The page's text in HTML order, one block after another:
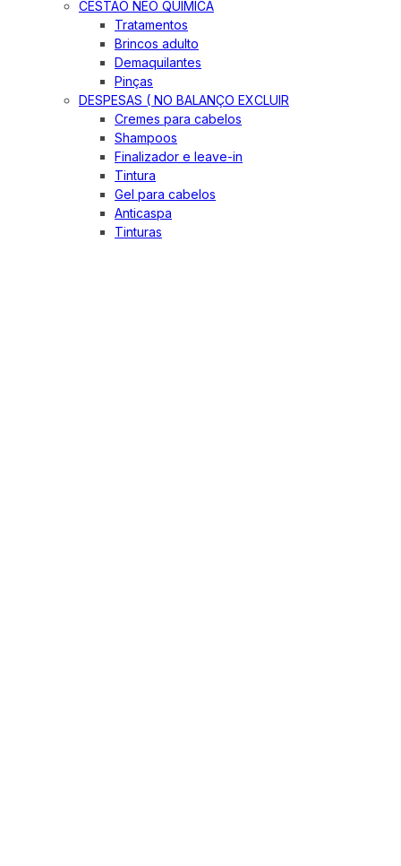
CESTÃO NEO QUIMICA
Tratamentos
Brincos adulto
Demaquilantes
Pinças
DESPESAS ( NO BALANÇO EXCLUIR
Cremes para cabelos
Shampoos
Finalizador e leave-in
Tintura
Gel para cabelos
Anticaspa
Tinturas